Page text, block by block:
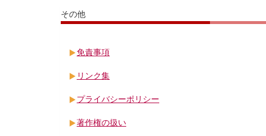
その他
免責事項
リンク集
プライバシーポリシー
著作権の扱い